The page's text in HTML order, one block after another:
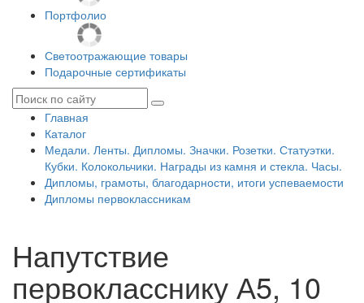
Портфолио
Светоотражающие товары
Подарочные сертификаты
Главная
Каталог
Медали. Ленты. Дипломы. Значки. Розетки. Статуэтки.
Кубки. Колокольчики. Награды из камня и стекла. Часы.
Дипломы, грамоты, благодарности, итоги успеваемости
Дипломы первоклассникам
Напутствие
первокласснику А5, 10